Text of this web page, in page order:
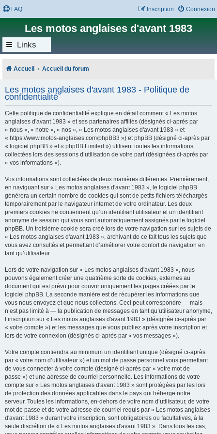
FAQ Connexion
Inscription
Les motos anglaises d'avant 1983
Links
Accueil Accueil du forum
Les motos anglaises d'avant 1983 - Politique de
confidentialité
Cette politique de confidentialité explique en détail comment « Les motos
anglaises d'avant 1983 » et ses partenaires affiliés (désignés ci-après par
« nous », « notre », « nos », « Les motos anglaises d'avant 1983 » et
« https://www.motos-anglaises.com/phpBB3 ») et phpBB (désigné ci-après par
« logiciel phpBB » et « phpBB Limited ») utilisent toutes les informations
collectées lors des sessions d’utilisation de votre part (désignées ci-après par
« vos informations »).
Vos informations sont collectées de deux manières différentes. Premièrement,
en naviguant sur « Les motos anglaises d'avant 1983 », le logiciel phpBB
génèrera un certain nombre de cookies qui sont de petits fichiers téléchargés
temporairement par le navigateur internet de votre ordinateur. Les deux
premiers cookies ne contiennent qu’un identifiant utilisateur et un identifiant
anonyme de session qui vous sont automatiquement assignés par le logiciel
phpBB. Un troisième cookie sera créé lors de votre navigation sur les sujets de
« Les motos anglaises d'avant 1983 », archivant de ce fait tous les sujets que
vous avez consultés et permettant d’améliorer votre confort de navigation en
tant qu’utilisateur.
Lors de votre navigation sur « Les motos anglaises d'avant 1983 », nous
pouvons également créer une quatrième sorte de cookies, externes au
document qui est prévu pour couvrir uniquement les pages créées par le
logiciel phpBB. La seconde manière est de récupérer les informations que
vous nous envoyez et que nous collectons. Ceci peut correspondre — mais
n’est pas limité à — la publication de messages en tant qu’utilisateur anonyme,
l’inscription sur « Les motos anglaises d'avant 1983 » (désignée ci-après par
« votre compte ») et les messages que vous publiez après votre inscription et
lors de votre connexion (désignés ci-après par « vos messages »).
Votre compte contiendra au minimum un identifiant unique (désigné ci-après
par « votre nom d’utilisateur ») et un mot de passe personnel vous permettant
de vous connecter à votre compte (désigné ci-après par « votre mot de
passe ») et une adresse de courriel personnelle. Les informations de votre
compte sur « Les motos anglaises d'avant 1983 » sont protégées par les lois
de protection des données applicables dans le pays qui héberge notre
serveur. Toutes les informations, en-dehors de votre nom d’utilisateur, de votre
mot de passe et de votre adresse de courriel requis par « Les motos anglaises
d'avant 1983 » durant votre inscription, sont obligatoires ou facultatives, à la
seule discrétion de « Les motos anglaises d'avant 1983 ». Dans tous les cas,